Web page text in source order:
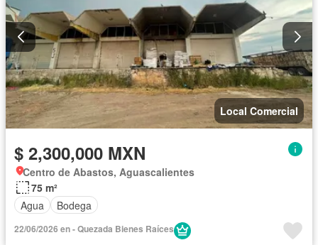
Local Comercial
$ 2,300,000 MXN
Centro de Abastos, Aguascalientes
75 m²
Agua
Bodega
22/06/2026 en - Quezada Bienes Raíces